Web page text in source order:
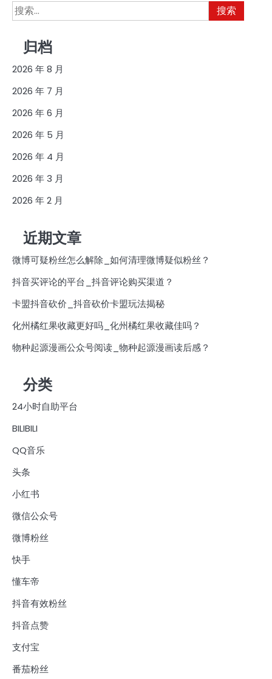
搜
索：
归档
2026 年 8 月
2026 年 7 月
2026 年 6 月
2026 年 5 月
2026 年 4 月
2026 年 3 月
2026 年 2 月
近期文章
微博可疑粉丝怎么解除_如何清理微博疑似粉丝？
抖音买评论的平台_抖音评论购买渠道？
卡盟抖音砍价_抖音砍价卡盟玩法揭秘
化州橘红果收藏更好吗_化州橘红果收藏佳吗？
物种起源漫画公众号阅读_物种起源漫画读后感？
分类
24小时自助平台
BILIBILI
QQ音乐
头条
小红书
微信公众号
微博粉丝
快手
懂车帝
抖音有效粉丝
抖音点赞
支付宝
番茄粉丝